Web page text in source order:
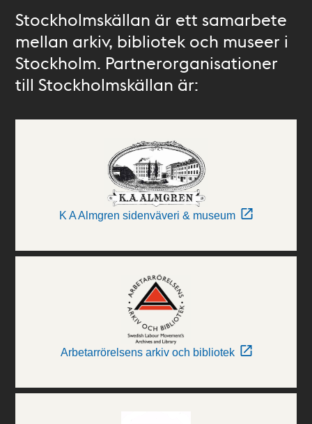
Stockholmskällan är ett samarbete
mellan arkiv, bibliotek och museer i
Stockholm. Partnerorganisationer
till Stockholmskällan är:
K A Almgren sidenväveri & museum
Arbetarrörelsens arkiv och bibliotek